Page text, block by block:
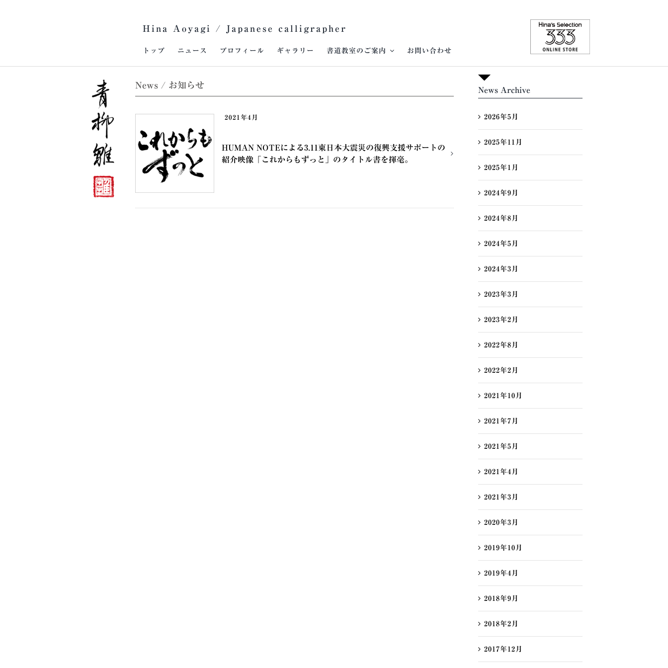
Hina Aoyagi / Japanese calligrapher
トップ ニュース プロフィール ギャラリー 書道教室のご案内 お問い合わせ
News / お知らせ
HUMAN NOTEによる3.11東日本大震災の復興支援サポートの
紹介映像「これからもずっと」のタイトル書を揮毫。
2021年4月
News Archive
2026年5月
2025年11月
2025年1月
2024年9月
2024年8月
2024年5月
2024年3月
2023年3月
2023年2月
2022年8月
2022年2月
2021年10月
2021年7月
2021年5月
2021年4月
2021年3月
2020年3月
2019年10月
2019年4月
2018年9月
2018年2月
2017年12月